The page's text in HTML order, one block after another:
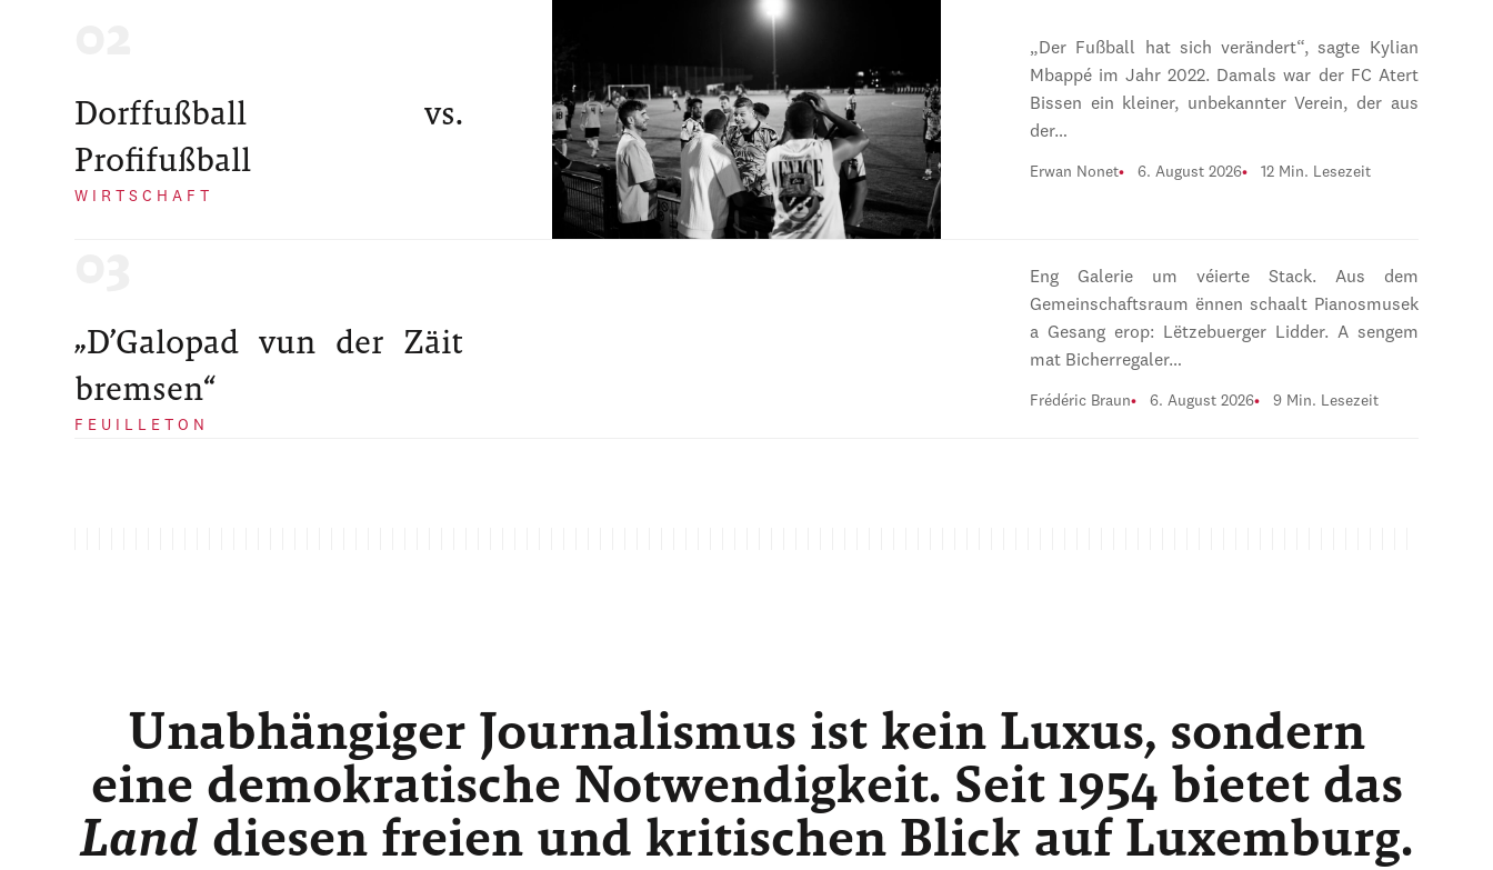
Dorffußball vs.
Profifußball
WIRTSCHAFT
„Der Fußball hat sich verändert“, sagte Kylian
Mbappé im Jahr 2022. Damals war der FC Atert
Bissen ein kleiner, unbekannter Verein, der aus
der…
Erwan Nonet 6. August 2026 12 Min. Lesezeit
„D’Galopad vun der Zäit
bremsen“
FEUILLETON
Eng Galerie um véierte Stack. Aus dem
Gemeinschaftsraum ënnen schaalt Pianosmusek
a Gesang erop: Lëtzebuerger Lidder. A sengem
mat Bicherregaler…
Frédéric Braun 6. August 2026 9 Min. Lesezeit
Unabhängiger Journalismus ist kein Luxus, sondern
eine demokratische Notwendigkeit. Seit 1954 bietet das
Land diesen freien und kritischen Blick auf Luxemburg.